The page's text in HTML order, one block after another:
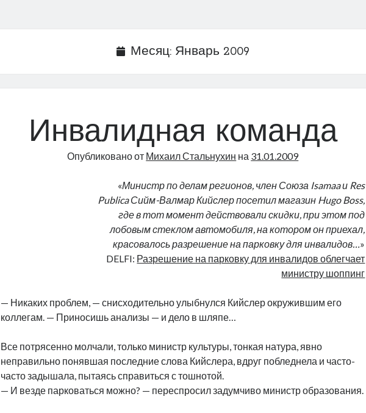
Месяц: Январь 2009
Инвалидная команда
Опубликовано от Михаил Стальнухин на 31.01.2009
«Министр по делам регионов, член Союза Isamaa и Res
Publica Сийм-Валмар Кийслер посетил магазин Hugo Boss,
где в тот момент действовали скидки, при этом под
лобовым стеклом автомобиля, на котором он приехал,
красовалось разрешение на парковку для инвалидов…»
DELFI: Разрешение на парковку для инвалидов облегчает
министру шоппинг
— Никаких проблем, — снисходительно улыбнулся Кийслер окружившим его
коллегам. — Приносишь анализы — и дело в шляпе…
Все потрясенно молчали, только министр культуры, тонкая натура, явно
неправильно понявшая последние слова Кийслера, вдруг побледнела и часто-
часто задышала, пытаясь справиться с тошнотой.
— И везде парковаться можно? — переспросил задумчиво министр образования.